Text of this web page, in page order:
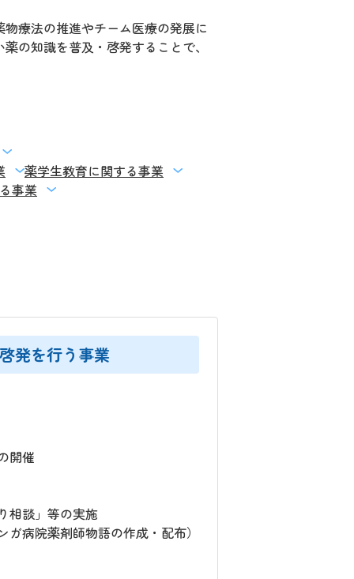
療法の推進やチーム医療の発展に
の知識を普及・啓発することで、
薬学生教育に関する事業
事業
発を行う事業
開催
相談」等の実施
病院薬剤師物語の作成・配布）